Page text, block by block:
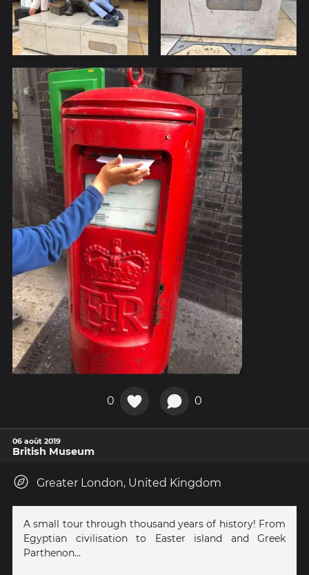
0 0
06 août 2019
British Museum
Greater London, United Kingdom
A small tour through thousand years of history! From
Egyptian civilisation to Easter island and Greek
Parthenon...